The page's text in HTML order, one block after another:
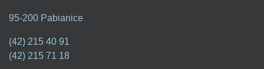
95-200 Pabianice
(42) 215 40 91
(42) 215 71 18